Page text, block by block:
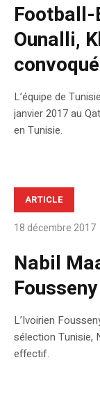
Football-
Ounalli,
L’équipe de
janvier 2017 au
en Tunisie.
ARTICLE
18 décembre 2017
Nabil
L’Ivoirien
sélection Tunisie,
effectif.